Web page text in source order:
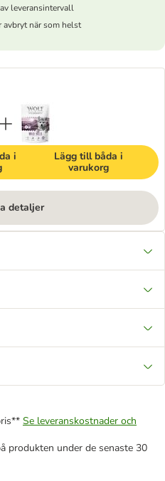
leveransintervall
avbryt när som helst
i
Lägg till båda i
varukorg
detaljer
Se leveranskostnader och
produkten under de senaste 30